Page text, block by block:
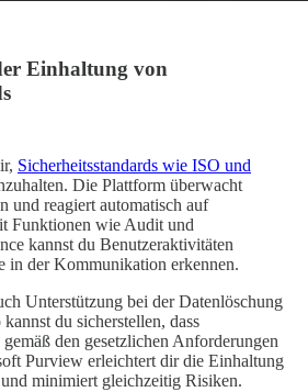
Einhaltung von
Sicherheitsstandards wie ISO und
Die Plattform überwacht
und reagiert automatisch auf
Funktionen wie Audit und
kannst du Benutzeraktivitäten
in der Kommunikation erkennen.
Unterstützung bei der Datenlöschung
du sicherstellen, dass
den gesetzlichen Anforderungen
Purview erleichtert dir die Einhaltung
minimiert gleichzeitig Risiken.